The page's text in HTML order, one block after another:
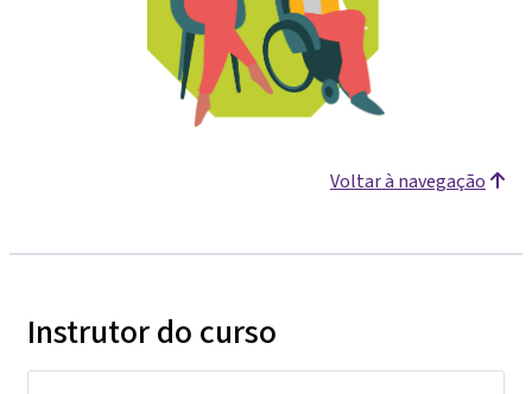
Voltar à navegação
Instrutor do curso